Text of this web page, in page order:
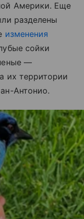
Америки. Еще
разделены
изменения
сойки
—
их территории
Антонио.